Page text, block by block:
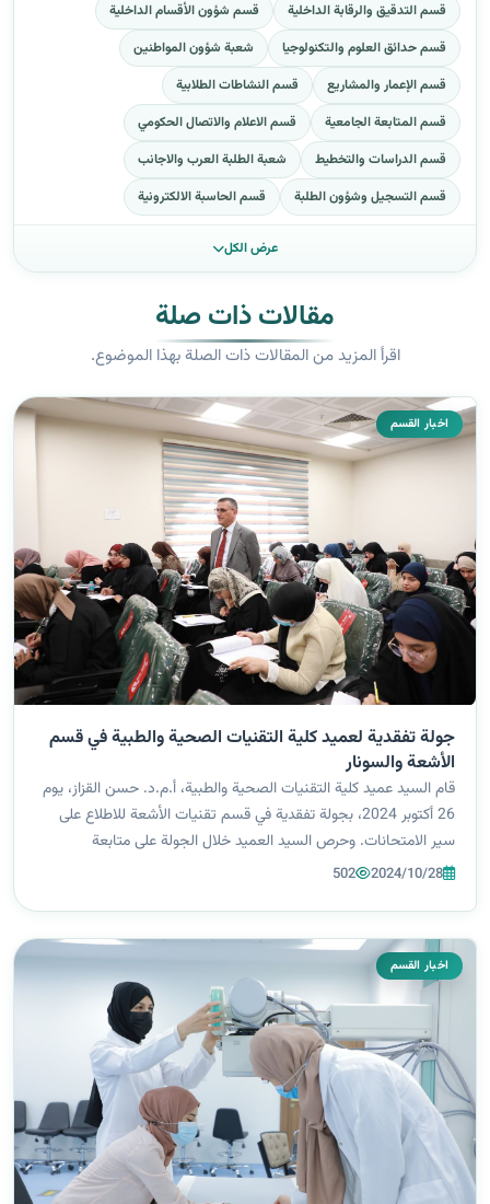
قسم التدقيق والرقابة الداخلية
قسم شؤون الأقسام الداخلية
قسم حدائق العلوم والتكنولوجيا
شعبة شؤون المواطنين
قسم الإعمار والمشاريع
قسم النشاطات الطلابية
قسم المتابعة الجامعية
قسم الاعلام والاتصال الحكومي
قسم الدراسات والتخطيط
شعبة الطلبة العرب والاجانب
قسم التسجيل وشؤون الطلبة
قسم الحاسبة الالكترونية
عرض الكل
مقالات ذات صلة
اقرأ المزيد من المقالات ذات الصلة بهذا الموضوع.
اخبار القسم
جولة تفقدية لعميد كلية التقنيات الصحية والطبية في قسم
الأشعة والسونار
قام السيد عميد كلية التقنيات الصحية والطبية، أ.م.د. حسن القزاز، يوم
26 أكتوبر 2024، بجولة تفقدية في قسم تقنيات الأشعة للاطلاع على
سير الامتحانات. وحرص السيد العميد خلال الجولة على متابعة
الإجراءات التنظيمية المتبعة في القاعات الامتحانية، مؤكدًا على ضرورة
2024/10/28
502
اخبار القسم